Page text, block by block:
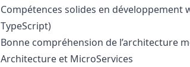
Compétences solides en développement
TypeScript)
Bonne compréhension de l’architecture
Architecture et MicroServices